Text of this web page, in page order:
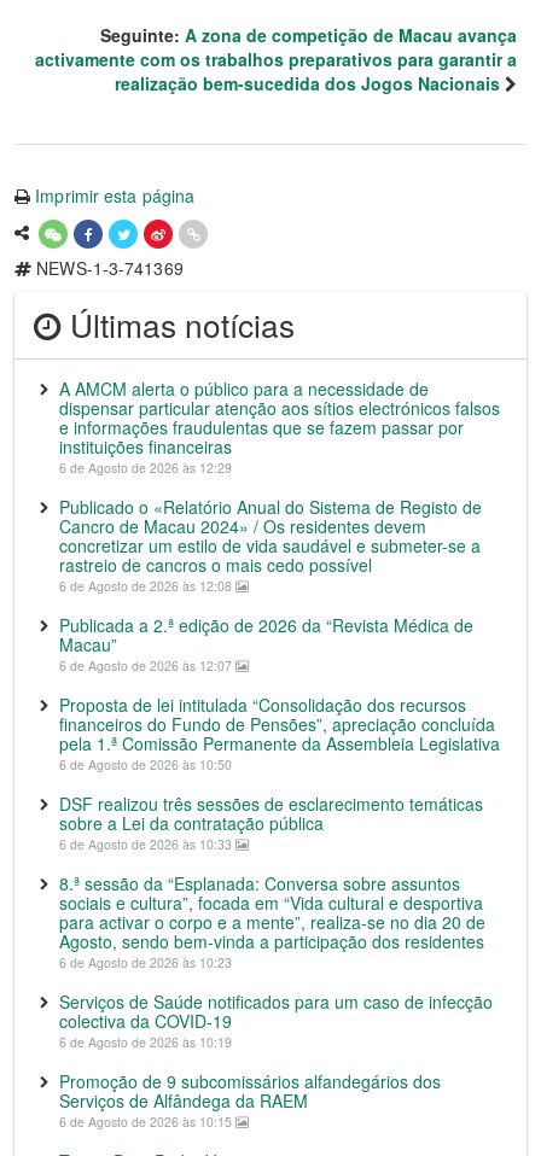
Seguinte: A zona de competição de Macau avança
activamente com os trabalhos preparativos para garantir a
realização bem-sucedida dos Jogos Nacionais
Imprimir esta página
NEWS-1-3-741369
Últimas notícias
A AMCM alerta o público para a necessidade de
dispensar particular atenção aos sítios electrónicos falsos
e informações fraudulentas que se fazem passar por
instituições financeiras
6 de Agosto de 2026 às 12:29
Publicado o «Relatório Anual do Sistema de Registo de
Cancro de Macau 2024» / Os residentes devem
concretizar um estilo de vida saudável e submeter-se a
rastreio de cancros o mais cedo possível
6 de Agosto de 2026 às 12:08
Publicada a 2.ª edição de 2026 da “Revista Médica de
Macau”
6 de Agosto de 2026 às 12:07
Proposta de lei intitulada “Consolidação dos recursos
financeiros do Fundo de Pensões”, apreciação concluída
pela 1.ª Comissão Permanente da Assembleia Legislativa
6 de Agosto de 2026 às 10:50
DSF realizou três sessões de esclarecimento temáticas
sobre a Lei da contratação pública
6 de Agosto de 2026 às 10:33
8.ª sessão da “Esplanada: Conversa sobre assuntos
sociais e cultura”, focada em “Vida cultural e desportiva
para activar o corpo e a mente”, realiza-se no dia 20 de
Agosto, sendo bem-vinda a participação dos residentes
6 de Agosto de 2026 às 10:23
Serviços de Saúde notificados para um caso de infecção
colectiva da COVID-19
6 de Agosto de 2026 às 10:19
Promoção de 9 subcomissários alfandegários dos
Serviços de Alfândega da RAEM
6 de Agosto de 2026 às 10:15